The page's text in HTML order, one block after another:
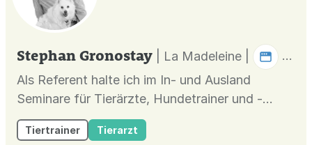
Stephan Gronostay
| La Madeleine |
Als Referent halte ich im In- und Ausland
Seminare für Tierärzte, Hundetrainer und -
besitzer. Hier bin ich unter anderem für die ATF
in Deutschland, die STVV in der Schweiz und
Tiertrainer Tierarzt